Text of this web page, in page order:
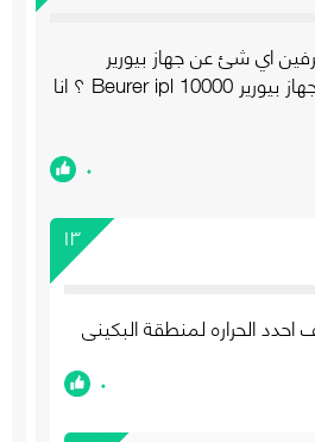
اي شئ عن جهاز بيورير
10000 Beurer iplجهاز بيورير 10000 Beurer ipl ؟ انا
٠
١٣
الحراره لمنطقة البكيني
٠